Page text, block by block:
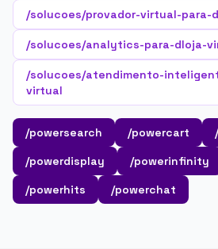
/solucoes/provador-virtual-para-
/solucoes/analytics-para-dloja-
/solucoes/atendimento-
virtual
/powersearch /powercart
/powerdisplay
/powerinfinity
/powerhits
/powerchat